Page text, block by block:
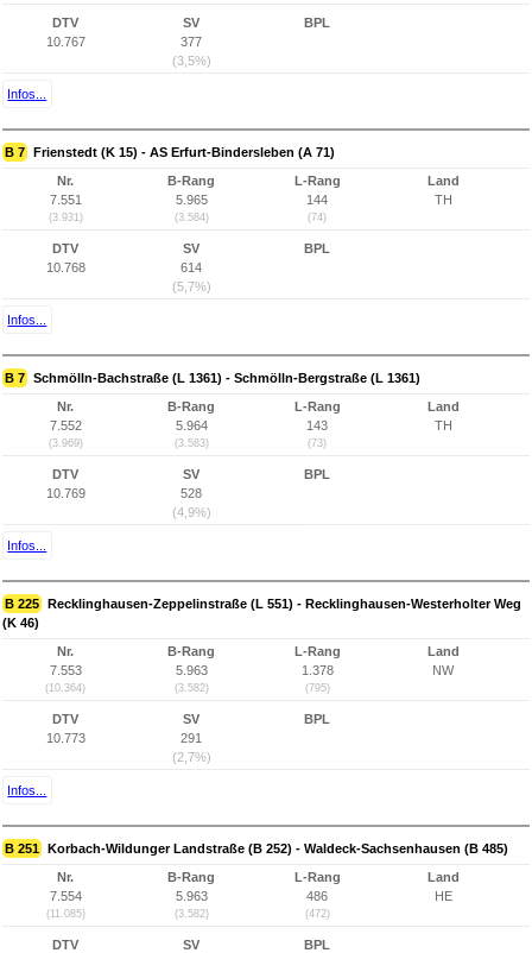
DTV
10.767
SV
377
(3,5%)
BPL
Infos...
B 7 Frienstedt (K 15) - AS Erfurt-Bindersleben (A 71)
Nr.
7.551
(3.931)
B-Rang
5.965
(3.584)
L-Rang
144
(74)
Land
TH
DTV
10.768
SV
614
(5,7%)
BPL
Infos...
B 7 Schmölln-Bachstraße (L 1361) - Schmölln-Bergstraße (L 1361)
Nr.
7.552
(3.969)
B-Rang
5.964
(3.583)
L-Rang
143
(73)
Land
TH
DTV
10.769
SV
528
(4,9%)
BPL
Infos...
B 225 Recklinghausen-Zeppelinstraße (L 551) - Recklinghausen-Westerholter Weg
(K 46)
Nr.
7.553
(10.364)
B-Rang
5.963
(3.582)
L-Rang
1.378
(795)
Land
NW
DTV
10.773
SV
291
(2,7%)
BPL
Infos...
B 251 Korbach-Wildunger Landstraße (B 252) - Waldeck-Sachsenhausen (B 485)
Nr.
7.554
(11.085)
B-Rang
5.963
(3.582)
L-Rang
486
(472)
Land
HE
DTV
SV
BPL